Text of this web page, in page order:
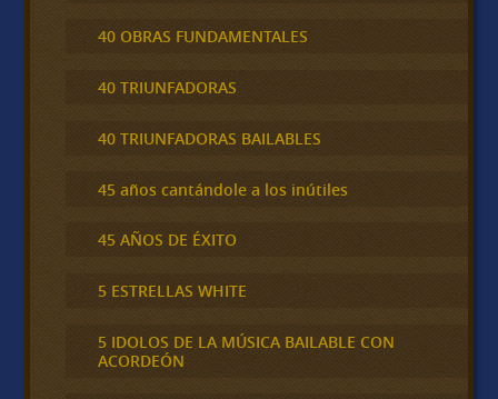
40 OBRAS FUNDAMENTALES
40 TRIUNFADORAS
40 TRIUNFADORAS BAILABLES
45 años cantándole a los inútiles
45 AÑOS DE ÉXITO
5 ESTRELLAS WHITE
5 IDOLOS DE LA MÚSICA BAILABLE CON
ACORDEÓN